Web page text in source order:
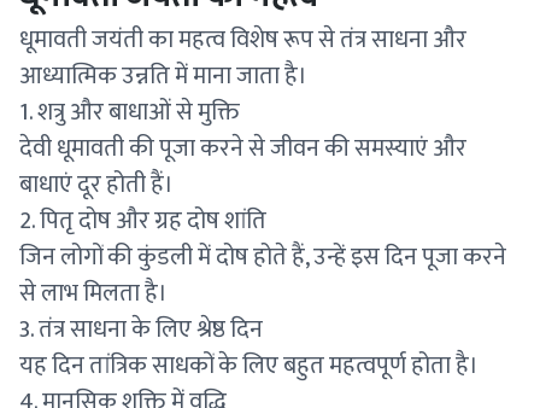
धूमावती जयंती का महत्व विशेष रूप से तंत्र साधना और
आध्यात्मिक उन्नति में माना जाता है।
1. शत्रु और बाधाओं से मुक्ति
देवी धूमावती की पूजा करने से जीवन की समस्याएं और
बाधाएं दूर होती हैं।
2. पितृ दोष और ग्रह दोष शांति
जिन लोगों की कुंडली में दोष होते हैं, उन्हें इस दिन पूजा करने
से लाभ मिलता है।
3. तंत्र साधना के लिए श्रेष्ठ दिन
यह दिन तांत्रिक साधकों के लिए बहुत महत्वपूर्ण होता है।